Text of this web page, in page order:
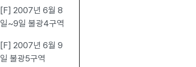
[F] 2007년 6월 8
일~9일 불광4구역
[F] 2007년 6월 9
일 불광5구역